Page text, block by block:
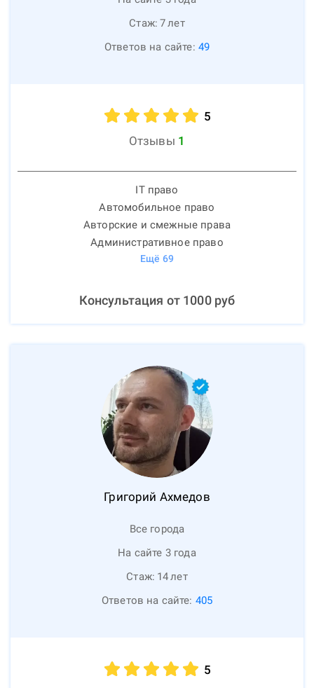
Стаж: 7лет
Ответов на сайте: 49
5
Отзывы 1
IT право
Автомобильное право
Авторские и смежные права
Административное право
Ещё 69
Консультация от 1000руб
Григорий Ахмедов
Все города
На сайте 3 года
Стаж: 14лет
Ответов на сайте: 405
5